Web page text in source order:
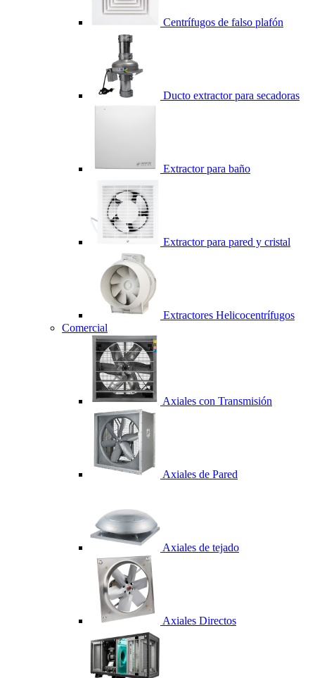
Centrífugos de falso plafón
Ducto extractor para secadoras
Extractor para baño
Extractor para pared y cristal
Extractores Helicocentrífugos
Comercial
Axiales con Transmisión
Axiales de Pared
Axiales de tejado
Axiales Directos